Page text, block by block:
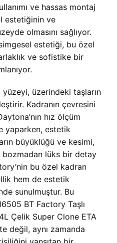
ve hassas montaj
estetiğinin ve
olmasını sağlıyor.
estetiği, bu özel
ve sofistike bir
üzerindeki taşların
Kadranın çevresini
hız ölçüm
yaparken, estetik
büyüklüğü ve kesimi,
bozmadan lüks bir detay
bu özel kadran
hem de estetik
sunulmuştur. Bu
BT Factory Taşlı
Çelik Super Clone ETA
değil, aynı zamanda